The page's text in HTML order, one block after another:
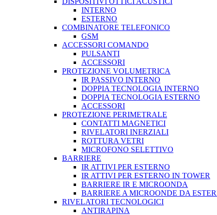
INTERNO
ESTERNO
COMBINATORE TELEFONICO
GSM
ACCESSORI COMANDO
PULSANTI
ACCESSORI
PROTEZIONE VOLUMETRICA
IR PASSIVO INTERNO
DOPPIA TECNOLOGIA INTERNO
DOPPIA TECNOLOGIA ESTERNO
ACCESSORI
PROTEZIONE PERIMETRALE
CONTATTI MAGNETICI
RIVELATORI INERZIALI
ROTTURA VETRI
MICROFONO SELETTIVO
BARRIERE
IR ATTIVI PER ESTERNO
IR ATTIVI PER ESTERNO IN TOWER
BARRIERE IR E MICROONDA
BARRIERE A MICROONDE DA
RIVELATORI TECNOLOGICI
ANTIRAPINA